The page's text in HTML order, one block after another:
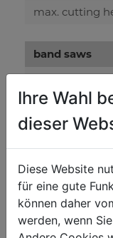
max. cutting
band saws
saw band in
saw band
flywheel
weight
net weight in
gross weight
Ihre Wahl
dieser
Diese Website
für eine gute
können daher
werden, wenn